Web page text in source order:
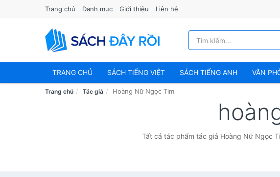
Trang chủ Danh mục Giới thiệu Liên hệ
TRANG CHỦ SÁCH TIẾNG VIỆT SÁCH TIẾNG ANH VĂN
Trang chủ Tác giả Hoàng Nữ Ngọc Tim
Tất cả tác phẩm tác giả Hoàng Nữ Ngọc